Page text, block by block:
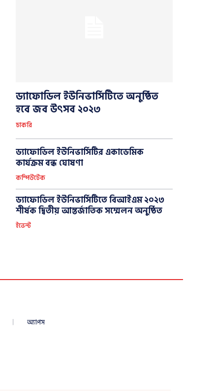
ড্যাফোডিল ইউনিভার্সিটিতে অনুষ্ঠিত
হবে জব উৎসব ২০২৩
চাকরি
ড্যাফোডিল ইউনিভার্সিটির একাডেমিক
কার্যক্রম বন্ধ ঘোষণা
কম্পিউটেক
ড্যাফোডিল ইউনিভার্সিটিতে বিআইএম ২০২৩
শীর্ষক দ্বিতীয় আন্তর্জাতিক সম্মেলন অনুষ্ঠিত
ইভেন্ট
অ্যাপস